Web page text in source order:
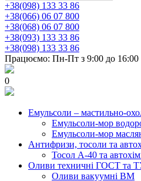
+38(098) 133 33 86
+38(066) 06 07 800
+38(068) 06 07 800
+38(093) 133 33 86
+38(098) 133 33 86
Працюємо: Пн-Пт з 9:00 до 16:00
0
Емульсоли – мастильно-
Емульсоли-мор
Емульсоли-мор
Антифризи, тосоли та
Тосол А-40 та
Оливи техничні ГОСТ та
Оливи вакуумні ВМ